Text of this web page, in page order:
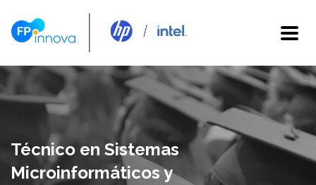
Técnico en Sistemas
Microinformáticos y